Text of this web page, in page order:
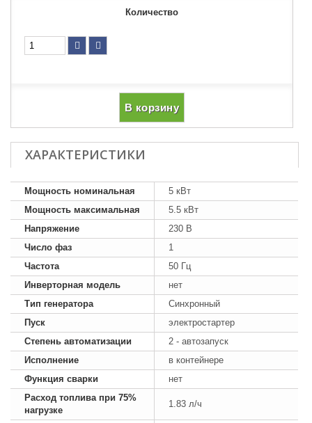
Количество
В корзину
ХАРАКТЕРИСТИКИ
Мощность номинальная
5 кВт
Мощность максимальная
5.5 кВт
Напряжение
230 В
Число фаз
1
Частота
50 Гц
Инверторная модель
нет
Тип генератора
Синхронный
Пуск
электростартер
Степень автоматизации
2 - автозапуск
Исполнение
в контейнере
Функция сварки
нет
Расход топлива при 75%
нагрузке
1.83 л/ч